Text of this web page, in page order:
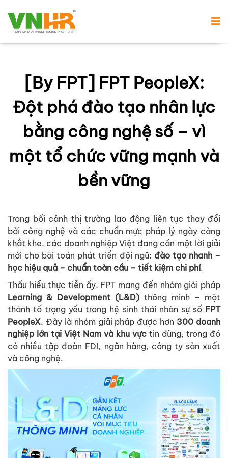
[By FPT] FPT PeopleX:
Đột phá đào tạo nhân lực
bằng công nghệ số – vì
một tổ chức vững mạnh và
bền vững
Trong bối cảnh thị trường lao động liên tục thay đổi
bởi công nghệ và các chuẩn mực pháp lý ngày càng
khắt khe, các doanh nghiệp Việt đang cần một lời giải
mới cho bài toán phát triển đội ngũ: đào tạo nhanh –
học hiệu quả – chuẩn toàn cầu – tiết kiệm chi phí.
Thấu hiểu thực tiễn ấy, FPT mang đến nhóm giải pháp
Learning & Development (L&D) thông minh – một
thành tố trọng yếu trong hệ sinh thái nhân sự số FPT
PeopleX. Đây là nhóm giải pháp được hơn 300 doanh
nghiệp lớn tại Việt Nam và khu vực tin dùng, trong đó
có nhiều tập đoàn FDI, ngân hàng, công ty sản xuất
và công nghệ.